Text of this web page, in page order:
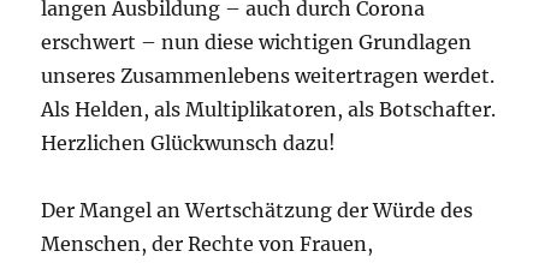
langen Ausbildung – auch durch Corona
erschwert – nun diese wichtigen Grundlagen
unseres Zusammenlebens weitertragen werdet.
Als Helden, als Multiplikatoren, als Botschafter.
Herzlichen Glückwunsch dazu!
Der Mangel an Wertschätzung der Würde des
Menschen, der Rechte von Frauen,